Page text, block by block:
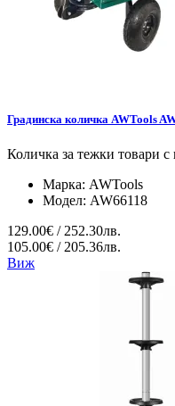
Градинска количка AWTools
Количка за тежки товари с
Марка: AWTools
Модел: AW66118
129.00€ / 252.30лв.
105.00€ / 205.36лв.
Виж